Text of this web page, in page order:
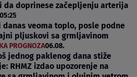
da doprinese začepljenju arterija
05:25
danas veoma toplo, posle podne
pljuskovi sa grmljavinom
PROGNOZA06.08.
jednog paklenog dana stiže
RHMZ izdao upozorenje na